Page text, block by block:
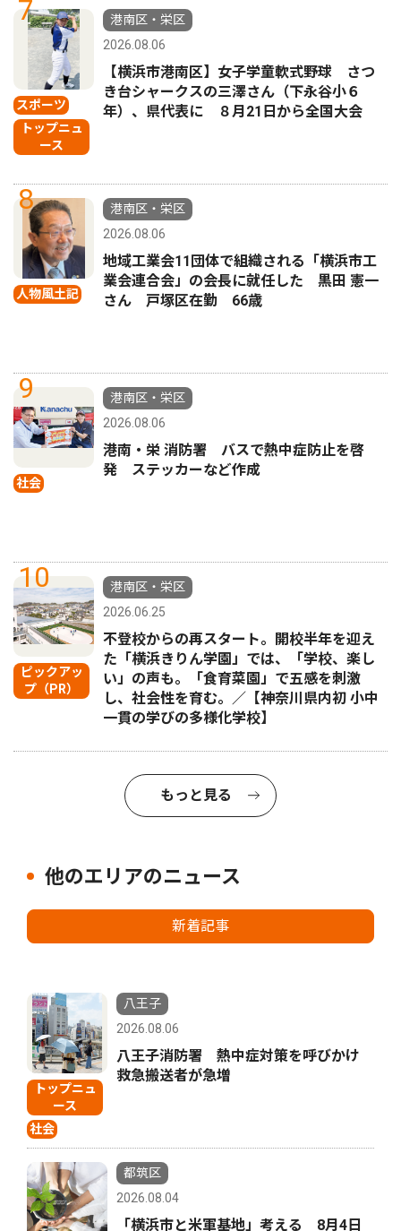
7
スポーツ
トップニュ
ース
港南区・栄区
2026.08.06
【横浜市港南区】女子学童軟式野球 さつ
き台シャークスの三澤さん（下永谷小６
年）、県代表に ８月21日から全国大会
8
人物風土記
港南区・栄区
2026.08.06
地域工業会11団体で組織される「横浜市工
業会連合会」の会長に就任した 黒田 憲一
さん 戸塚区在勤 66歳
9
社会
港南区・栄区
2026.08.06
港南・栄 消防署 バスで熱中症防止を啓
発 ステッカーなど作成
10
ピックアッ
プ（PR）
港南区・栄区
2026.06.25
不登校からの再スタート。開校半年を迎え
た「横浜きりん学園」では、「学校、楽し
い」の声も。「食育菜園」で五感を刺激
し、社会性を育む。／【神奈川県内初 小中
一貫の学びの多様化学校】
もっと見る
他のエリアのニュース
新着記事
トップニュ
ース
社会
八王子
2026.08.06
八王子消防署 熱中症対策を呼びかけ
救急搬送者が急増
都筑区
2026.08.04
「横浜市と米軍基地」考える 8月4日